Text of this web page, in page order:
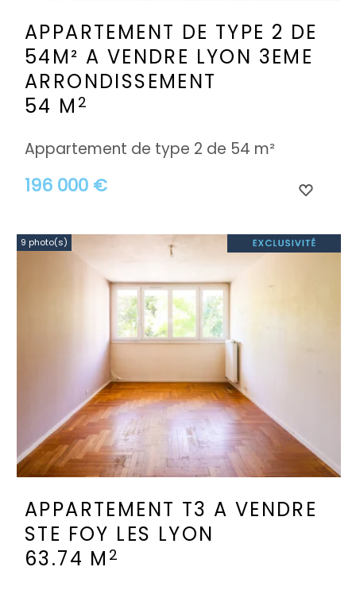
APPARTEMENT DE TYPE 2 DE
54M² A VENDRE LYON 3EME
ARRONDISSEMENT
54 M 2
196 000 €
Appartement de type 2 de 54 m²
9 photo(s)
APPARTEMENT T3 A VENDRE
STE FOY LES LYON
63.74 M 2